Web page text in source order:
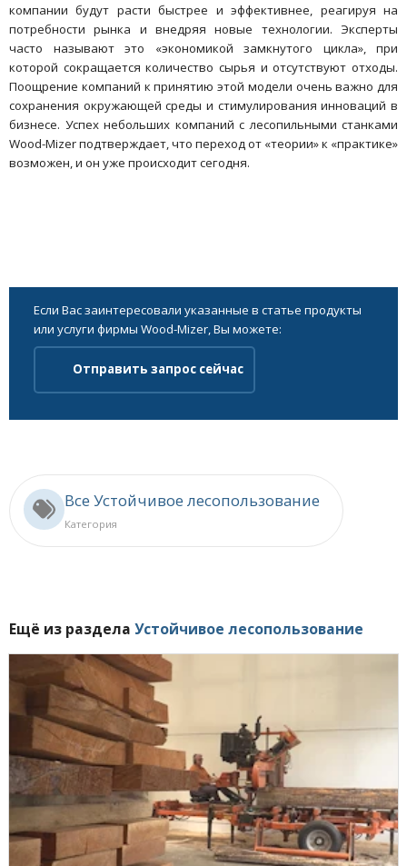
компании будут расти быстрее и эффективнее, реагируя на
потребности рынка и внедряя новые технологии. Эксперты
часто называют это «экономикой замкнутого цикла», при
которой сокращается количество сырья и отсутствуют отходы.
Поощрение компаний к принятию этой модели очень важно для
сохранения окружающей среды и стимулирования инноваций в
бизнесе. Успех небольших компаний с лесопильными станками
Wood-Mizer подтверждает, что переход от «теории» к «практике»
возможен, и он уже происходит сегодня.
Если Вас заинтересовали указанные в статье продукты
или услуги фирмы Wood-Mizer, Вы можете:
Отправить запрос сейчас
Все Устойчивое лесопользование
Категория
Ещё из раздела Устойчивое лесопользование